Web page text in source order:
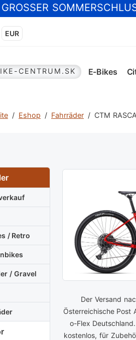
GROSSER
EUR
CENTRUM.SK E-Bikes
Eshop Fahrräder CTM
/ Retro
/ Gravel
Der Versand
Österreichische Post
o-Flex
kostenlos, für